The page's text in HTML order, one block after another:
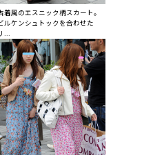
着風のエスニック柄スカート。
ルケンシュトックを合わせた
...